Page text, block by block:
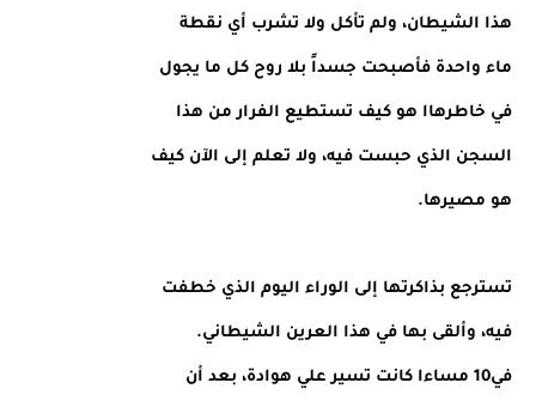
هذا الشيطان، ولم تأكل ولا تشرب أي نقطة
ماء واحدة فأصبحت جسداً بلا روح كل ما يجول
في خاطرهاا هو كيف تستطيع الفرار من هذا
السجن الذي حبست فيه، ولا تعلم إلى الآن كيف
هو مصيرها.
تسترجع بذاكرتها إلى الوراء اليوم الذي خطفت
فيه، وألقى بها في هذا العرين الشيطاني.
في10 مساءا كانت تسير علي هوادة، بعد أن